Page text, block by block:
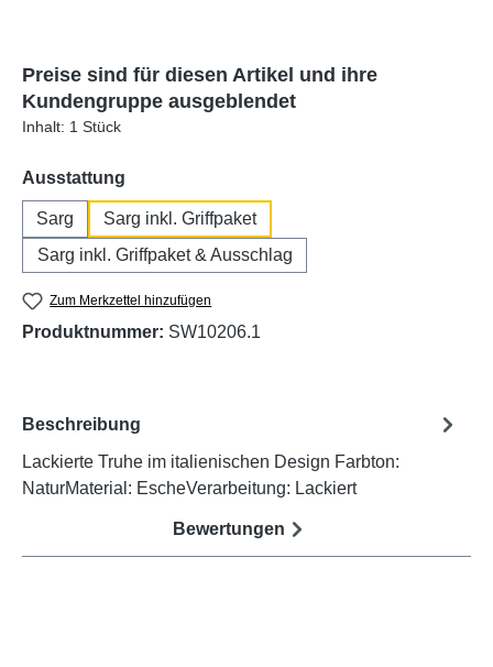
Preise sind für diesen Artikel und ihre
Kundengruppe ausgeblendet
Inhalt: 1 Stück
Ausstattung
Sarg
Sarg inkl. Griffpaket
Sarg inkl. Griffpaket & Ausschlag
Zum Merkzettel hinzufügen
Produktnummer: SW10206.1
Beschreibung
Lackierte Truhe im italienischen Design Farbton:
NaturMaterial: EscheVerarbeitung: Lackiert
Bewertungen